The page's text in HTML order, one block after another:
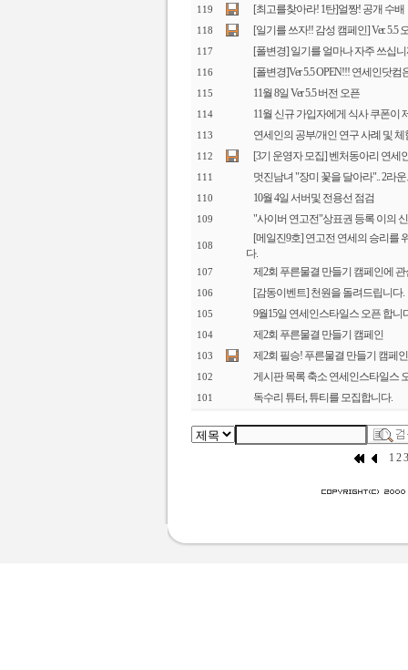
119 [최고를찾아라! 1탄]얼짱! 공개 수배
118 [일기를 쓰자!! 감성 캠페인] Ver. 5.5
117 [폴변경] 일기를 얼마나 자주 쓰십니
116 [폴변경]Ver 5.5 OPEN!!! 연세인닷컴
115 11월 8일 Ver 5.5 버전 오픈
114 11월 신규 가입자에게 식사 쿠폰이
113 연세인의 공부/개인 연구 사례 및
112 [3기 운영자 모집] 벤처동아리 연세
111 멋진남녀 "장미 꽃을 달아라".. 2라운
110 10월 4일 서버및 전용선 점검
109 "사이버 연고전"상표권 등록 이의
108
[메일진9호] 연고전 연세의 승리를
다.
107 제2회 푸른물결 만들기 캠페인에
106 [감동이벤트] 천원을 돌려드립니다.
105 9월15일 연세인스타일스 오픈 합니
104 제2회 푸른물결 만들기 캠페인
103 제2회 필승! 푸른물결 만들기 캠페
102 게시판 목록 축소 연세인스타일스
101 독수리 튜터, 튜티를 모집합니다.
1 2 3